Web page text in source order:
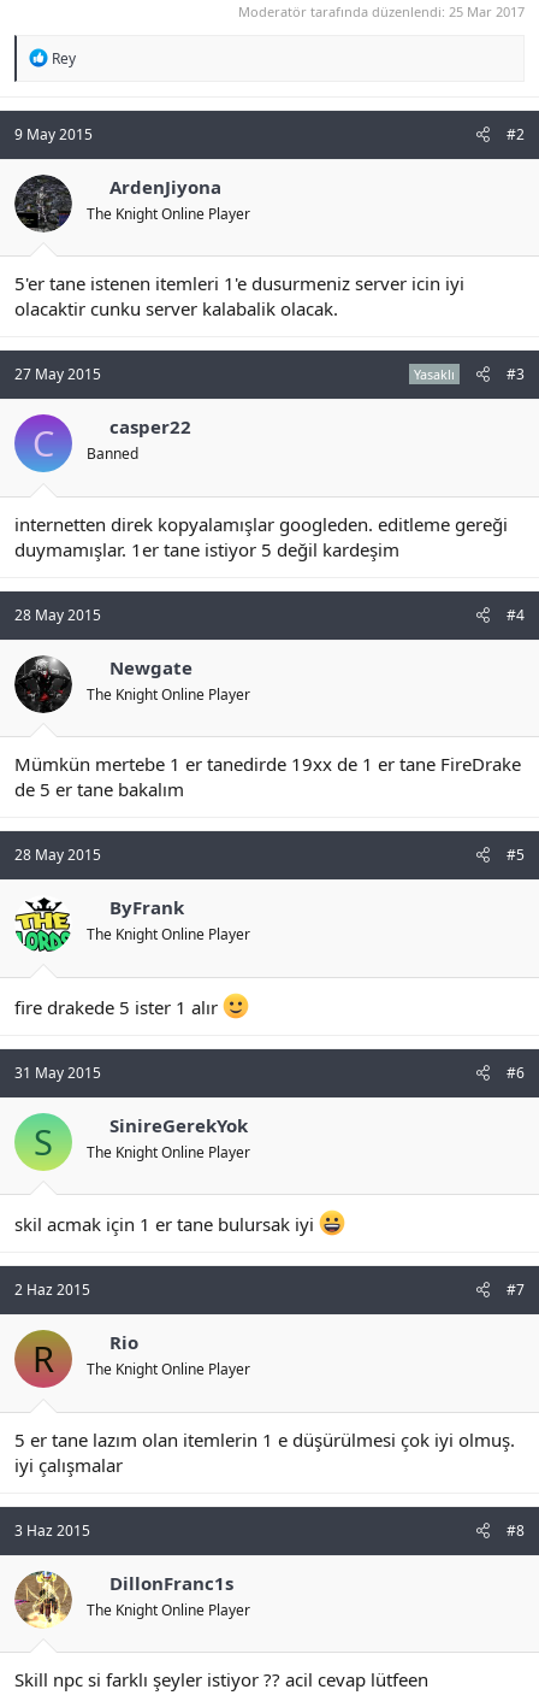
Moderatör tarafında düzenlendi: 25 Mar 2017
R
c
t
o
n
s
:
Rey
9 May 2015 #2
ArdenJiyona
The Knight Online Player
5'er tane istenen itemleri 1'e dusurmeniz server icin iyi
olacaktir cunku server kalabalik olacak.
27 May 2015 Yasaklı #3
C casper22
Banned
internetten direk kopyalamışlar googleden. editleme gereği
duymamışlar. 1er tane istiyor 5 değil kardeşim
28 May 2015 #4
Newgate
The Knight Online Player
Mümkün mertebe 1 er tanedirde 19xx de 1 er tane FireDrake
de 5 er tane bakalım
28 May 2015 #5
ByFrank
The Knight Online Player
fire drakede 5 ister 1 alır
31 May 2015 #6
S SinireGerekYok
The Knight Online Player
skil acmak için 1 er tane bulursak iyi
2 Haz 2015 #7
R Rio
The Knight Online Player
5 er tane lazım olan itemlerin 1 e düşürülmesi çok iyi olmuş.
iyi çalışmalar
3 Haz 2015 #8
DillonFranc1s
The Knight Online Player
Skill npc si farklı şeyler istiyor ?? acil cevap lütfeen